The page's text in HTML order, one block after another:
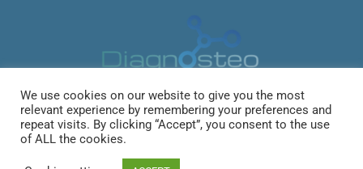
We use cookies on our website to give you the most
relevant experience by remembering your preferences and
repeat visits. By clicking “Accept”, you consent to the use
of ALL the cookies.